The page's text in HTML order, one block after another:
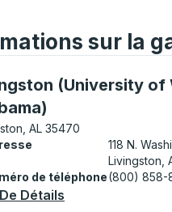
sur la
(University of
Stop, utilisez les
AL 35470
118 N.
Livingston,
de téléphone(800) 858-
Détails